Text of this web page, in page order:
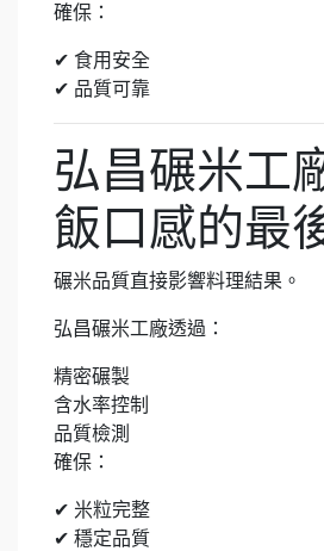
確保：
✔ 食用安全
✔ 品質可靠
弘昌碾米工
飯口感的最
碾米品質直接影響料理結果。
弘昌碾米工廠透過：
精密碾製
含水率控制
品質檢測
確保：
✔ 米粒完整
✔ 穩定品質